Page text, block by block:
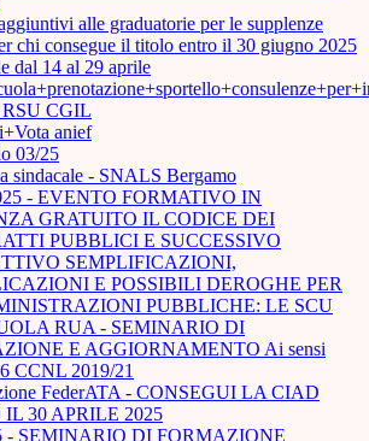
alle graduatorie per le supplenze
chi consegue il titolo entro il 30 giugno 2025
dal 14 al 29 aprile
CGIL
anief
03/25
sindacale - SNALS Bergamo
- EVENTO FORMATIVO IN
GRATUITO IL CODICE DEI
PUBBLICI E SUCCESSIVO
SEMPLIFICAZIONI,
E POSSIBILI DEROGHE PER
PUBBLICHE: LE SCU
RUA - SEMINARIO DI
E AGGIORNAMENTO Ai sensi
CCNL 2019/21
FederATA - CONSEGUI LA CIAD
IL 30 APRILE 2025
- SEMINARIO DI FORMAZIONE